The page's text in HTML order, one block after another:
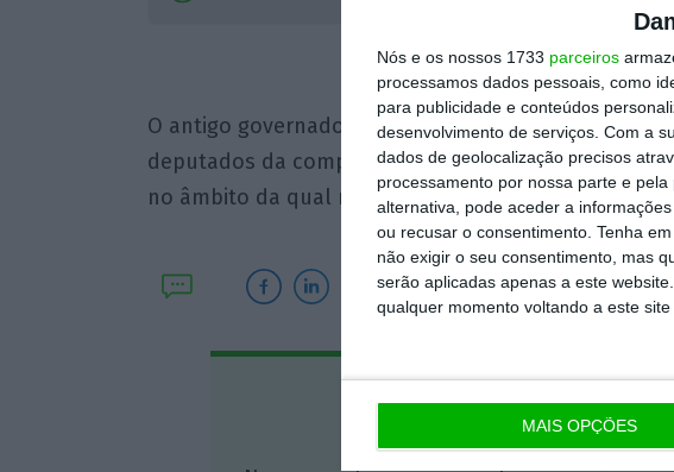
Nós e os nossos 1733 parceiros
processamos dados pessoais, como
para publicidade e conteúdos
desenvolvimento de serviços. Com a
dados de geolocalização precisos
processamento por nossa parte e
alternativa, pode aceder a
ou recusar o consentimento. Tenha
não exigir o seu consentimento, mas
serão aplicadas apenas a este
qualquer momento voltando a este
MAIS OPÇÕES
percebeu que era
situação”, recordou
O antigo governador do Banco de Portugal contou
deputados da complexidade da operacionalização
no âmbito da qual nasceu o Novo Banco.
Assine o ECO